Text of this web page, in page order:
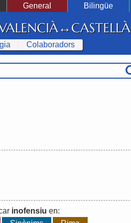
General Bilingüe
Colaboradors
inofensiu en: